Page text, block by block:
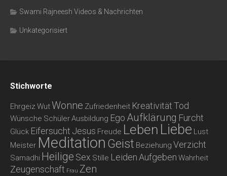
Swami Rajneesh Videos & Nachrichten
Unkategorisiert
Stichworte
EhrgeizWutWonne Zufriedenheit KreativitätTod
Wünsche SchülerAusbildung Ego Aufklärung Furcht
Glück Eifersucht Jesus Freude Leben Liebe Lust
Meister Meditation Geist Beziehung Verzicht
Samadhi Heilige Sex Stille LeidenAufgeben Wahrheit
Zeugenschaft Frau Zen